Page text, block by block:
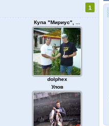
1
Купа "Мириус", ...
dolphex
Улов